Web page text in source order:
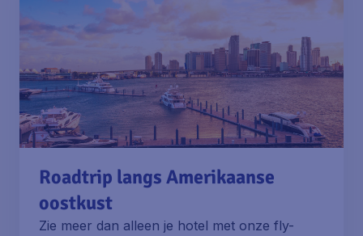
Roadtrip langs Amerikaanse
oostkust
Zie meer dan alleen je hotel met onze fly-